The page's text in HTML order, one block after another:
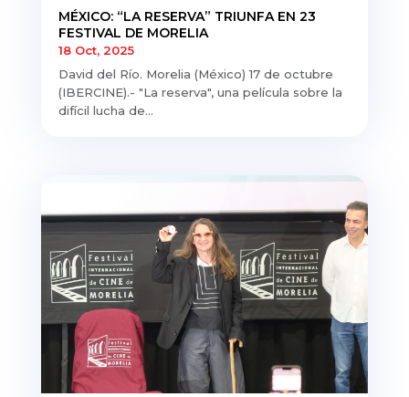
MÉXICO: “LA RESERVA” TRIUNFA EN 23
FESTIVAL DE MORELIA
18 Oct, 2025
David del Río. Morelia (México) 17 de octubre
(IBERCINE).- "La reserva", una película sobre la
difícil lucha de...